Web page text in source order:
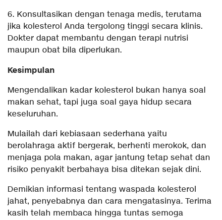
6. Konsultasikan dengan tenaga medis, terutama
jika kolesterol Anda tergolong tinggi secara klinis.
Dokter dapat membantu dengan terapi nutrisi
maupun obat bila diperlukan.
Kesimpulan
Mengendalikan kadar kolesterol bukan hanya soal
makan sehat, tapi juga soal gaya hidup secara
keseluruhan.
Mulailah dari kebiasaan sederhana yaitu
berolahraga aktif bergerak, berhenti merokok, dan
menjaga pola makan, agar jantung tetap sehat dan
risiko penyakit berbahaya bisa ditekan sejak dini.
Demikian informasi tentang waspada kolesterol
jahat, penyebabnya dan cara mengatasinya. Terima
kasih telah membaca hingga tuntas semoga